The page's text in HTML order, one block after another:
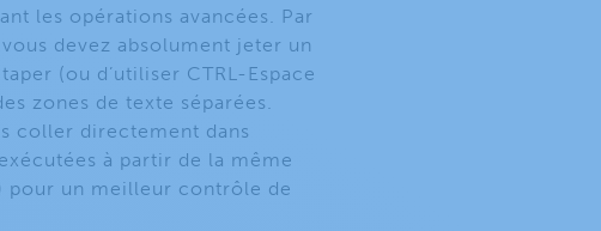
les opérations avancées. Par
devez absolument jeter un
(ou d’utiliser CTRL-Espace
zones de texte séparées.
coller directement dans
à partir de la même
pour un meilleur contrôle de